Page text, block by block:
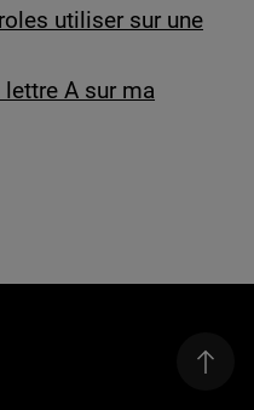
utiliser sur une
A sur ma